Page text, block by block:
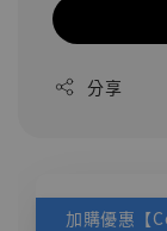
分享